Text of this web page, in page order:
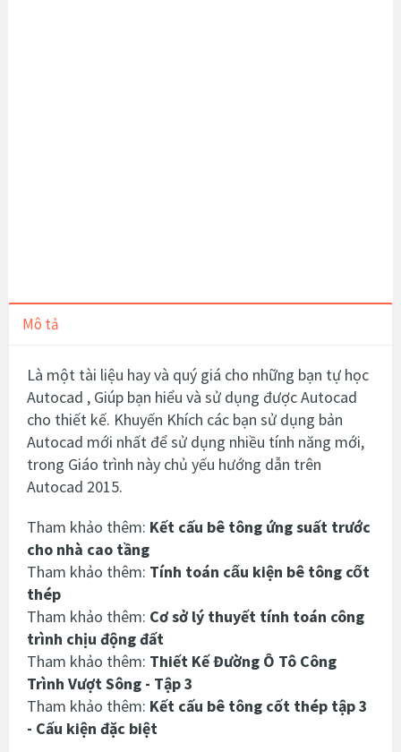
Mô tả
Là một tài liệu hay và quý giá cho những bạn tự học
Autocad , Giúp bạn hiểu và sử dụng được Autocad
cho thiết kế. Khuyến Khích các bạn sử dụng bản
Autocad mới nhất để sử dụng nhiều tính năng mới,
trong Giáo trình này chủ yếu hướng dẫn trên
Autocad 2015.
Tham khảo thêm: Kết cấu bê tông ứng suất trước
cho nhà cao tầng
Tham khảo thêm: Tính toán cấu kiện bê tông cốt
thép
Tham khảo thêm: Cơ sở lý thuyết tính toán công
trình chịu động đất
Tham khảo thêm: Thiết Kế Đường Ô Tô Công
Trình Vượt Sông - Tập 3
Tham khảo thêm: Kết cấu bê tông cốt thép tập 3
- Cấu kiện đặc biệt